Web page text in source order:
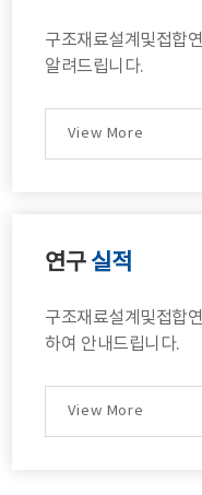
구조재료설계및접합
알려드립니다.
View More
연구 실적
구조재료설계및접합
하여 안내드립니다.
View More